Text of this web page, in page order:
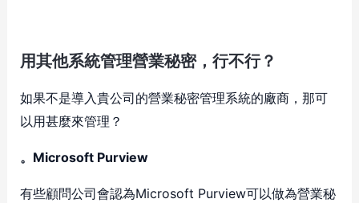
用其他系統管理營業秘密，行不行？
如果不是導入貴公司的營業秘密管理系統的廠商，那可
以用甚麼來管理？
。Microsoft Purview
有些顧問公司會認為Microsoft Purview可以做為營業秘